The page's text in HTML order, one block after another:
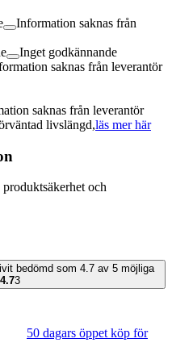
Information saknas från
Inget godkännande
saknas från leverantör
saknas från leverantör
livslängd,läs mer här
och
bedömd som 4.7 av 5 möjliga
4.73
50 dagars öppet köp för